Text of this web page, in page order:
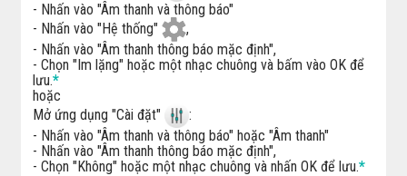
- Nhấn vào "Âm thanh và thông báo"
- Nhấn vào "Hệ thống"
,
- Nhấn vào "Âm thanh thông báo mặc định",
- Chọn "Im lặng" hoặc một nhạc chuông và bấm vào OK để
lưu.*
hoặc
Mở ứng dụng "Cài đặt"
:
- Nhấn vào "Âm thanh và thông báo" hoặc "Âm thanh"
- Nhấn vào "Âm thanh thông báo mặc định",
- Chọn "Không" hoặc một nhạc chuông và nhấn OK để lưu.*